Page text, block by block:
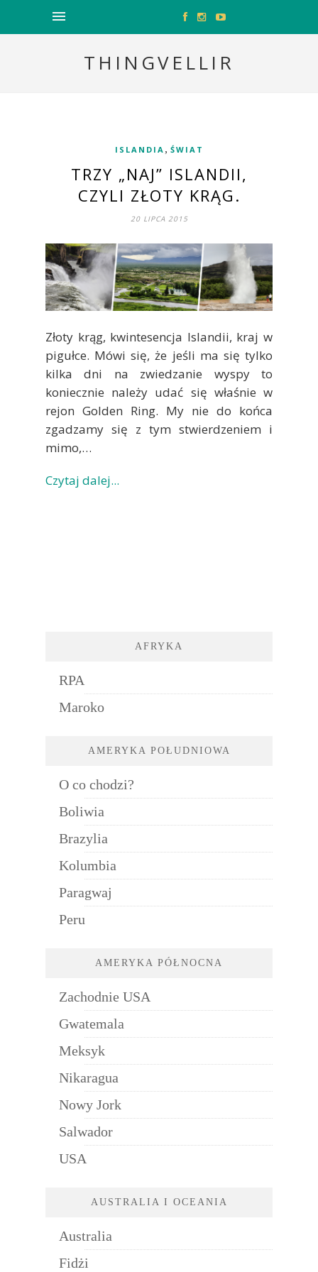
THINGVELLIR
ISLANDIA , ŚWIAT
TRZY „NAJ” ISLANDII,
CZYLI ZŁOTY KRĄG.
20 LIPCA 2015
Złoty krąg, kwintesencja Islandii, kraj w
pigułce. Mówi się, że jeśli ma się tylko
kilka dni na zwiedzanie wyspy to
koniecznie należy udać się właśnie w
rejon Golden Ring. My nie do końca
zgadzamy się z tym stwierdzeniem i
mimo,…
Czytaj dalej...
AFRYKA
RPA
Maroko
AMERYKA POŁUDNIOWA
O co chodzi?
Boliwia
Brazylia
Kolumbia
Paragwaj
Peru
AMERYKA PÓŁNOCNA
Zachodnie USA
Gwatemala
Meksyk
Nikaragua
Nowy Jork
Salwador
USA
AUSTRALIA I OCEANIA
Australia
Fidżi